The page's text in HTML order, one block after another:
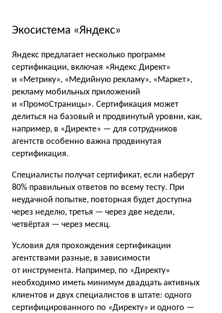
Экосистема «Яндекс»
Яндекс предлагает несколько программ
сертификации, включая «Яндекс Директ»
и «Метрику», «Медийную рекламу», «Маркет»,
рекламу мобильных приложений
и «ПромоСтраницы». Сертификация может
делиться на базовый и продвинутый уровни, как,
например, в «Директе» — для сотрудников
агентств особенно важна продвинутая
сертификация.
Специалисты получат сертификат, если наберут
80% правильных ответов по всему тесту. При
неудачной попытке, повторная будет доступна
через неделю, третья — через две недели,
четвёртая — через месяц.
Условия для прохождения сертификации
агентствами разные, в зависимости
от инструмента. Например, по «Директу»
необходимо иметь минимум двадцать активных
клиентов и двух специалистов в штате: одного
сертифицированного по «Директу» и одного —